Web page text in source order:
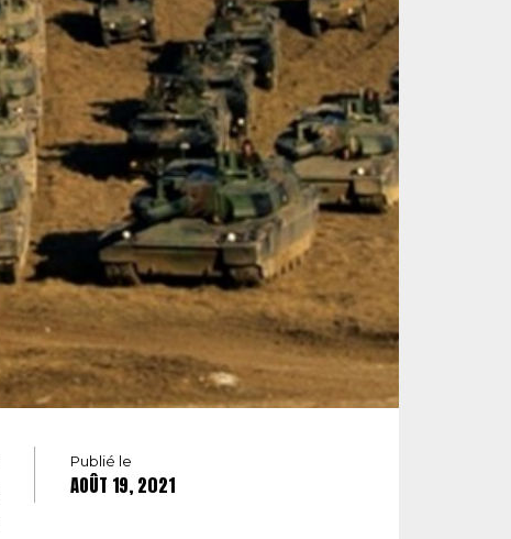
Publié le
AOÛT 19, 2021